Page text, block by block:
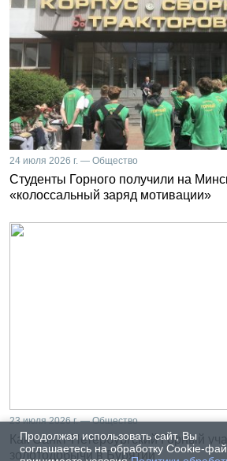
Продолжая использовать сайт, Вы
соглашаетесь на обработку Cookie-
24 июля 2026 г. — Общество
Студенты Горного получили на
«колоссальный заряд мотивации»
23 июля 2026 г. — Общество
Как Санкт-Петербургский Горный
золотодобычи в Бурятии